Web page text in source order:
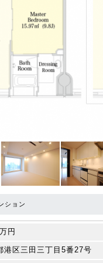
ション
円
港区三田三丁目5番27号